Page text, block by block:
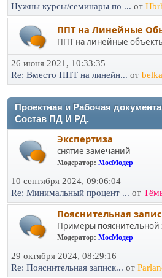
Нужны курсы/семинары по ... от
ППТ на Линейные
ППТ на линейные
26 июня 2021, 10:33:35
Re: Вместо ППТ на линейн... от
Проектная и Рабочая
Состав ПД И РД.
Экспертиза
снятие замечаний
Модератор: МосМодер
10 сентября 2024, 09:06:04
Re: Минимальный процент ... от
Пояснительная
Примеры пояснительной
Модератор: МосМодер
29 октября 2024, 08:29:16
Re: Пояснительная записк... от